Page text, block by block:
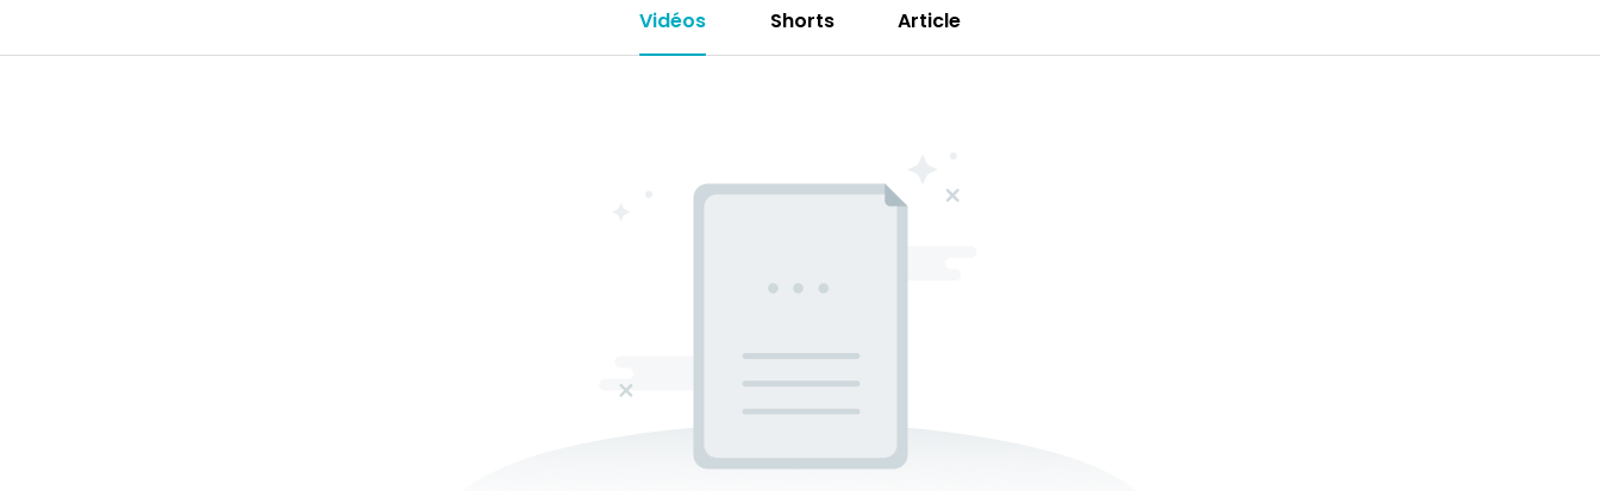
Vidéos Shorts Article